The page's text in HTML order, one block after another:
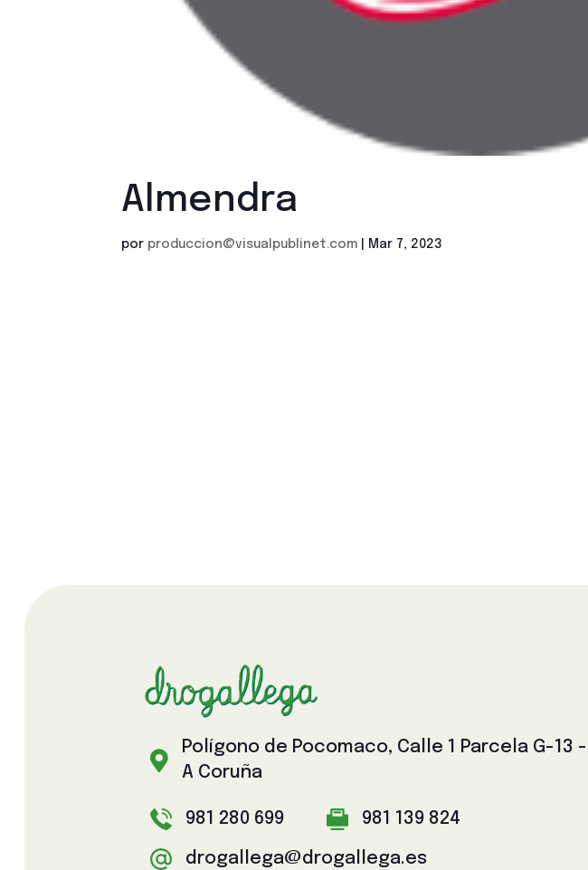
Almendra
por produccion@visualpublinet.com Mar 7, 2023

Polígono de Pocomaco, Calle 1 Parcela G-13 -
A Coruña
981 280 699 981 139 824
drogallega@drogallega.es